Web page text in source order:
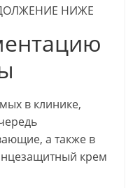
НИЖЕ
в клинике,
а также в
крем